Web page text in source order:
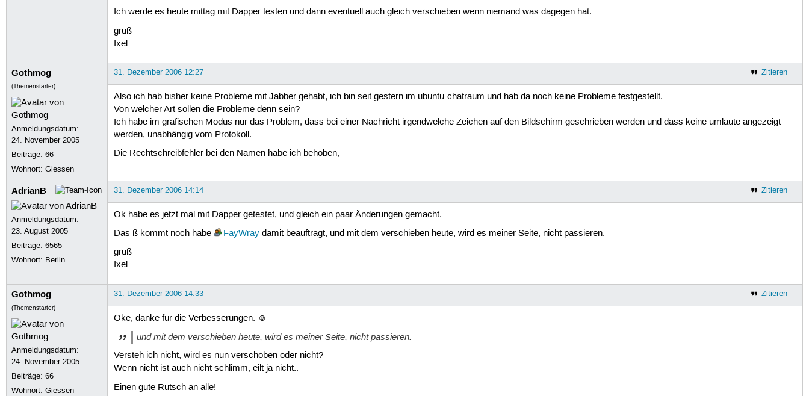
Ich werde es heute mittag mit Dapper testen und dann eventuell auch gleich verschieben wenn niemand was dagegen hat.
gruß
Ixel
Gothmog
(Themenstarter)
Anmeldungsdatum:
24. November 2005
Beiträge:66
Wohnort: Giessen
Zitieren
31. Dezember 2006 12:27
Also ich hab bisher keine Probleme mit Jabber gehabt, ich bin seit gestern im ubuntu-chatraum und hab da noch keine Probleme festgestellt.
Von welcher Art sollen die Probleme denn sein?
Ich habe im grafischen Modus nur das Problem, dass bei einer Nachricht irgendwelche Zeichen auf den Bildschirm geschrieben werden und dass keine umlaute angezeigt
werden, unabhängig vom Protokoll.
Die Rechtschreibfehler bei den Namen habe ich behoben,
AdrianB
Anmeldungsdatum:
23. August 2005
Beiträge:6565
Wohnort: Berlin
Zitieren
31. Dezember 2006 14:14
Ok habe es jetzt mal mit Dapper getestet, und gleich ein paar Änderungen gemacht.
Das ß kommt noch habe
FayWraydamit beauftragt, und mit dem verschieben heute, wird es meiner Seite, nicht passieren.
gruß
Ixel
Gothmog
(Themenstarter)
Anmeldungsdatum:
24. November 2005
Beiträge:66
Wohnort: Giessen
Zitieren
31. Dezember 2006 14:33
Oke, danke für die Verbesserungen. ☺
und mit dem verschieben heute, wird es meiner Seite, nicht passieren.
Versteh ich nicht, wird es nun verschoben oder nicht?
Wenn nicht ist auch nicht schlimm, eilt ja nicht..
Einen gute Rutsch an alle!